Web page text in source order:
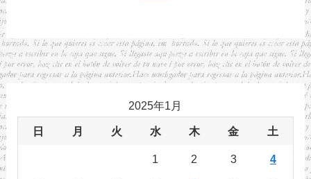
2025年1月
日 月 火 水 木 金 土
1 2 3 4